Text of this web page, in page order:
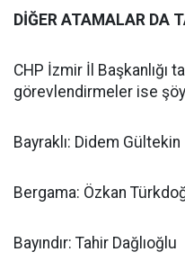
DİĞER ATAMALAR DA
CHP İzmir İl Başkanlığı
görevlendirmeler ise
Bayraklı: Didem Gültekin
Bergama: Özkan
Bayındır: Tahir Dağlıoğlu